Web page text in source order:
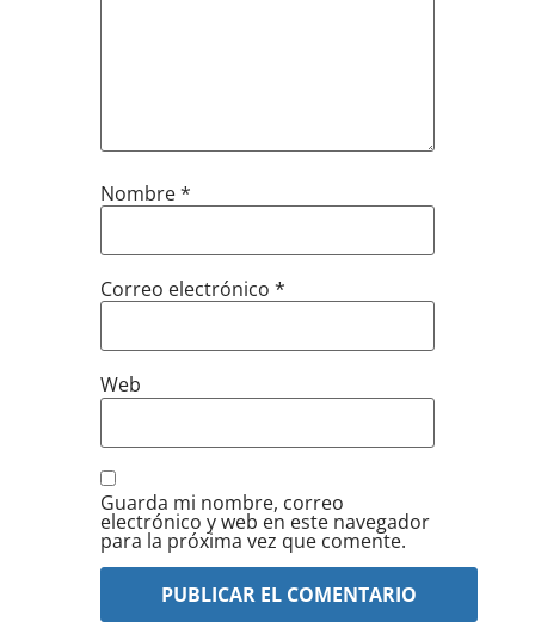
Nombre*
Correo electrónico *
Web
Guarda mi nombre, correo
electrónico y web en este navegador
para la próxima vez que comente.